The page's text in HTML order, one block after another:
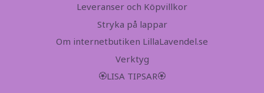
Leveranser och Köpvillkor
Stryka på lappar
Om internetbutiken LillaLavendel.se
Verktyg
🏵LISA TIPSAR🏵